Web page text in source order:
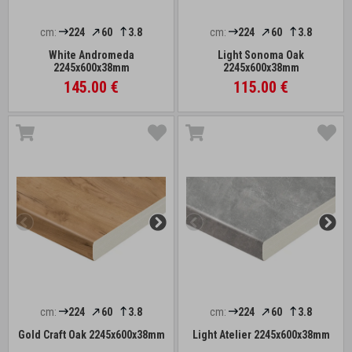
cm: 224 60
3.8
White Andromeda
2245x600x38mm
145.00 €
cm: 224 60
3.8
Light Sonoma Oak
2245x600x38mm
115.00 €
cm: 224 60
3.8
Gold Craft Oak 2245x600x38mm
cm: 224 60
3.8
Light Atelier 2245x600x38mm